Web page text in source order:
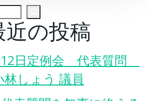
近の投稿
12日定例会 代表質問
林しょう 議員